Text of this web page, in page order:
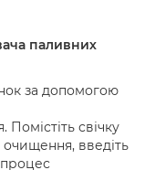
паливних
за допомогою
свічку
введіть
процес